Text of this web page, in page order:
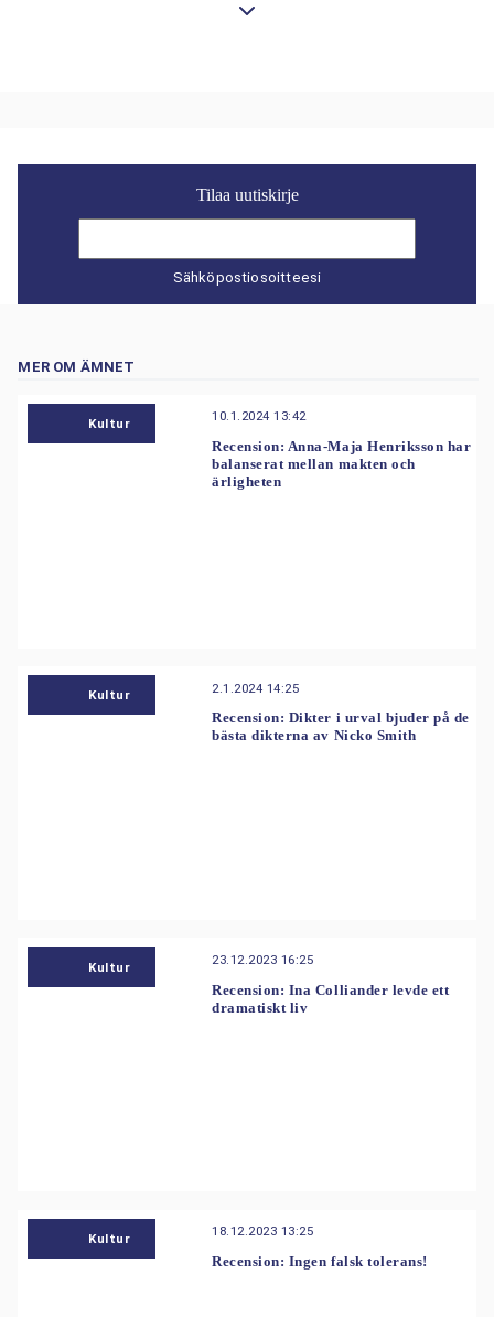
Tilaa uutiskirje
Sähköpostiosoitteesi
MER OM ÄMNET
Kultur 10.1.2024 13:42
Recension: Anna-Maja Henriksson har
balanserat mellan makten och
ärligheten
Kultur 2.1.2024 14:25
Recension: Dikter i urval bjuder på de
bästa dikterna av Nicko Smith
Kultur 23.12.2023 16:25
Recension: Ina Colliander levde ett
dramatiskt liv
Kultur 18.12.2023 13:25
Recension: Ingen falsk tolerans!